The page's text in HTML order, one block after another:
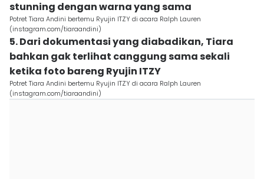
stunning dengan warna yang sama
Potret Tiara Andini bertemu Ryujin ITZY di acara Ralph Lauren
(instagram.com/tiaraandini)
5. Dari dokumentasi yang diabadikan, Tiara
bahkan gak terlihat canggung sama sekali
ketika foto bareng Ryujin ITZY
Potret Tiara Andini bertemu Ryujin ITZY di acara Ralph Lauren
(instagram.com/tiaraandini)